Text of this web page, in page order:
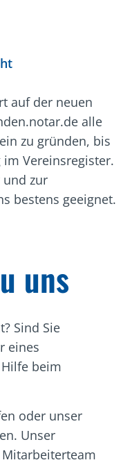
auf der neuen
alle
zu gründen, bis
Vereinsregister.
zur
bestens geeignet.
uns
Sind Sie
eines
beim
oder unser
Unser